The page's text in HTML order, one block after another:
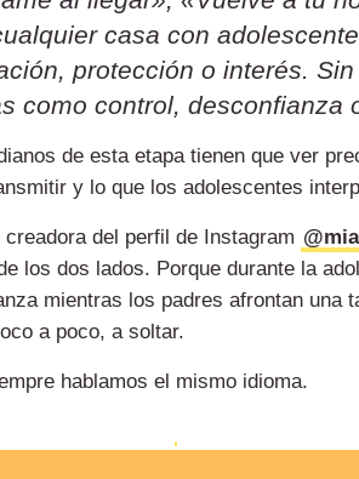
casa con
protección o interés.
como control, desconfianza
de esta etapa tienen que ver
y lo que los adolescentes
del perfil de Instagram
los dos lados. Porque durante la
mientras los padres afrontan una
a poco, a soltar.
hablamos el mismo idioma.